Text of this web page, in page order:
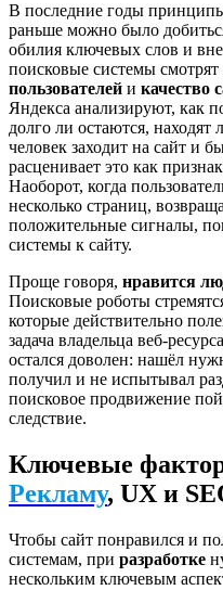
В последние годы
раньше можно было
обилия ключевых слов и
поисковые системы смотрят
пользователей и качество
Яндекса анализируют, как
долго ли остаются, находят
человек заходит на сайт и
расценивает это как
Наоборот, когда
несколько страниц,
положительные сигналы,
системы к сайту.
Проще говоря, нравится
Поисковые роботы
которые действительно
задача владельца веб-
остался доволен: нашёл
получил и не испытывал
поисковое продвижение
следствие.
Ключевые
Рекламу, UX и
Чтобы сайт понравился и
системам, при разработке
нескольким ключевым